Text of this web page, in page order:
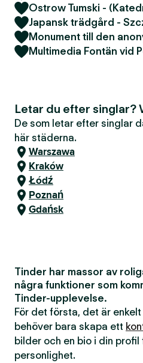
Ostrow Tumski -
Japansk trädgård -
Monument till den
Multimedia Fontän vid
Letar du efter singlar?
De som letar efter singlar
här städerna.
Warszawa
Kraków
Łódź
Poznań
Gdańsk
Tinder har massor av
några funktioner som
Tinder-upplevelse.
För det första, det är
behöver bara skapa ett
bilder och en bio i din
personlighet.